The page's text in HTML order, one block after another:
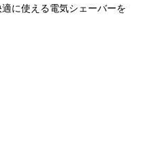
に使える電気シェーバーを